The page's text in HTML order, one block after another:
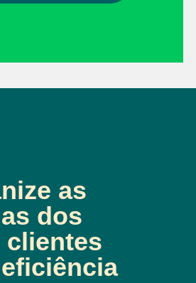
as
dos
clientes